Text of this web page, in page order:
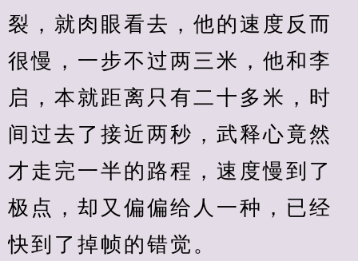
裂，就肉眼看去，他的速度反而
很慢，一步不过两三米，他和李
启，本就距离只有二十多米，时
间过去了接近两秒，武释心竟然
才走完一半的路程，速度慢到了
极点，却又偏偏给人一种，已经
快到了掉帧的错觉。